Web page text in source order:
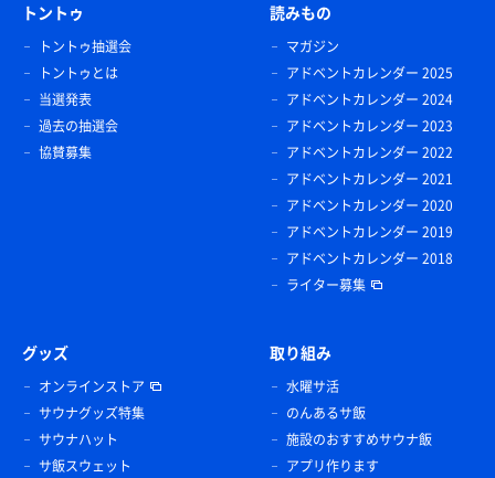
トントゥ
トントゥ抽選会
トントゥとは
当選発表
過去の抽選会
協賛募集
読みもの
マガジン
アドベントカレンダー 2025
アドベントカレンダー 2024
アドベントカレンダー 2023
アドベントカレンダー 2022
アドベントカレンダー 2021
アドベントカレンダー 2020
アドベントカレンダー 2019
アドベントカレンダー 2018
ライター募集
グッズ
オンラインストア
サウナグッズ特集
サウナハット
サ飯スウェット
取り組み
水曜サ活
のんあるサ飯
施設のおすすめサウナ飯
アプリ作ります